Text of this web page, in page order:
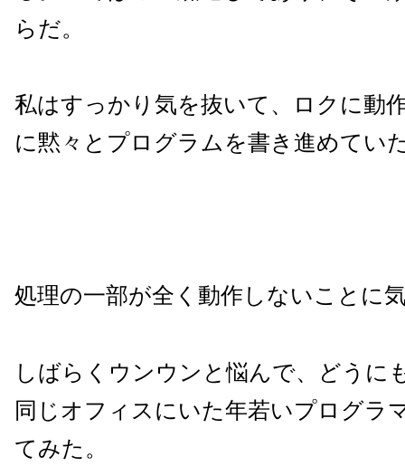
らだ。
私はすっかり気を抜いて、ロクに動
に黙々とプログラムを書き進めてい
処理の一部が全く動作しないことに
しばらくウンウンと悩んで、どうに
同じオフィスにいた年若いプログラ
てみた。